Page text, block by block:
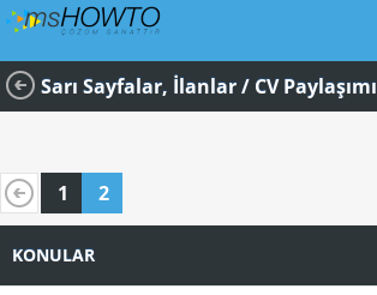
Sarı Sayfalar, İlanlar / CV Paylaşımı
1 2
KONULAR